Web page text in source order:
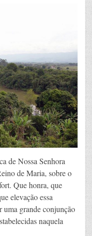
de Nossa Senhora
de Maria, sobre o
Que honra, que
elevação essa
uma grande conjunção
naquela